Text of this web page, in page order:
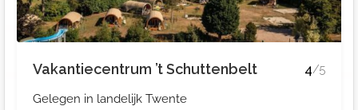
Vakantiecentrum ’t Schuttenbelt 4/5
Gelegen in landelijk Twente